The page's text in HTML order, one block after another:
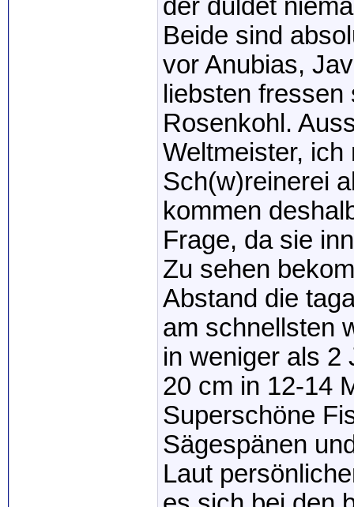
der duldet
Beide sind
vor Anubias,
liebsten
Rosenkohl.
Weltmeister, ich
Sch(w)reinerei
kommen
Frage, da sie
Zu sehen
Abstand die
am schnellsten
in weniger als 2
20 cm in 12-14
Superschöne
Sägespänen
Laut